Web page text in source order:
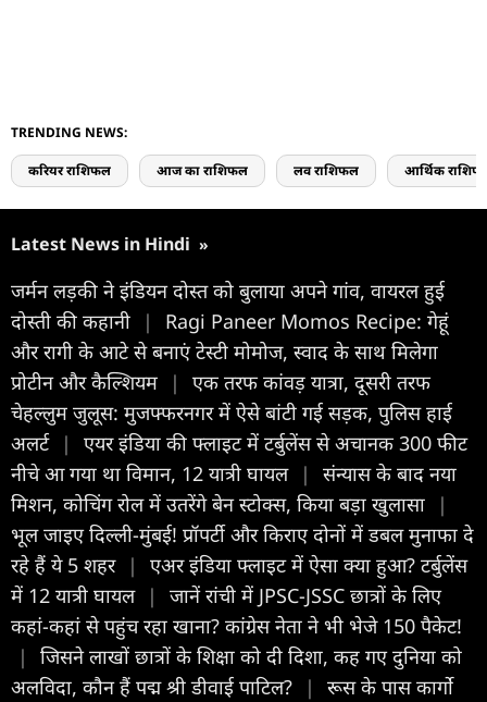
TRENDING NEWS:
करियर राशिफल आज का राशिफल लव राशिफल आर्थिक
Latest News in Hindi »
जर्मन लड़की ने इंडियन दोस्त को बुलाया अपने गांव, वायरल हुई
दोस्ती की कहानी
|
Ragi Paneer Momos Recipe: गेहूं
और रागी के आटे से बनाएं टेस्टी मोमोज, स्वाद के साथ मिलेगा
प्रोटीन और कैल्शियम
|
एक तरफ कांवड़ यात्रा, दूसरी तरफ
चेहल्लुम जुलूस: मुजफ्फरनगर में ऐसे बांटी गई सड़क, पुलिस हाई
अलर्ट |
एयर इंडिया की फ्लाइट में टर्बुलेंस से अचानक 300 फीट
नीचे आ गया था विमान, 12 यात्री घायल |
संन्यास के बाद नया
मिशन, कोचिंग रोल में उतरेंगे बेन स्टोक्स, किया बड़ा खुलासा
|
भूल जाइए दिल्ली-मुंबई! प्रॉपर्टी और किराए दोनों में डबल मुनाफा दे
रहे हैं ये 5 शहर |
एअर इंडिया फ्लाइट में ऐसा क्या हुआ? टर्बुलेंस
में 12 यात्री घायल |
जानें रांची में JPSC-JSSC छात्रों के लिए
कहां-कहां से पहुंच रहा खाना? कांग्रेस नेता ने भी भेजे 150 पैकेट!
|
जिसने लाखों छात्रों के शिक्षा को दी दिशा, कह गए दुनिया को
अलविदा, कौन हैं पद्म श्री डीवाई पाटिल?
|
रूस के पास कार्गो